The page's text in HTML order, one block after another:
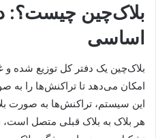
بلاک‌چین چیست؟:
اساسی
بلاک‌چین یک دفتر کل توزیع شده و
امکان می‌دهد تا تراکنش‌ها را به
این سیستم، تراکنش‌ها به صورت
هر بلاک به بلاک قبلی متصل است،